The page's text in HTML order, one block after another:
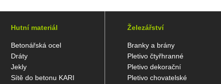
Hutní materiál
Betonářská ocel
Dráty
Jekly
Sítě do betonu KARI
Železářství
Branky a brány
Pletivo čtyřhranné
Pletivo dekorační
Pletivo chovatelské